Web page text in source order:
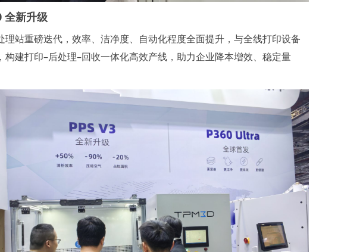
全新升级
理站重磅迭代，效率、洁净度、自动化程度全面提升，与全线打印设备
构建打印–后处理–回收一体化高效产线，助力企业降本增效、稳定量